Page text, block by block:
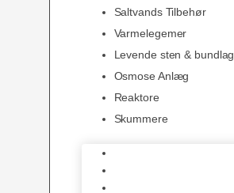
Saltvands Tilbehør
Varmelegemer
Levende sten & bundlag
Osmose Anlæg
Reaktore
Skummere